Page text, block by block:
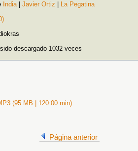
India| Javier Ortiz
La Pegatina
descargado 1032 veces
(95 MB | 120:00 min)
Página anterior